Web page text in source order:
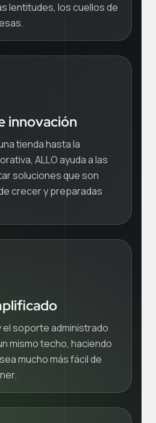
lentitudes, los cuellos de
innovación
tienda hasta la
ALLO ayuda a las
soluciones que son
crecer y preparadas
el soporte administrado
mismo techo, haciendo
mucho más fácil de